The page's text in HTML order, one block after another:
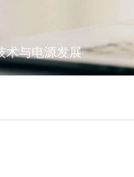
术与电源发展